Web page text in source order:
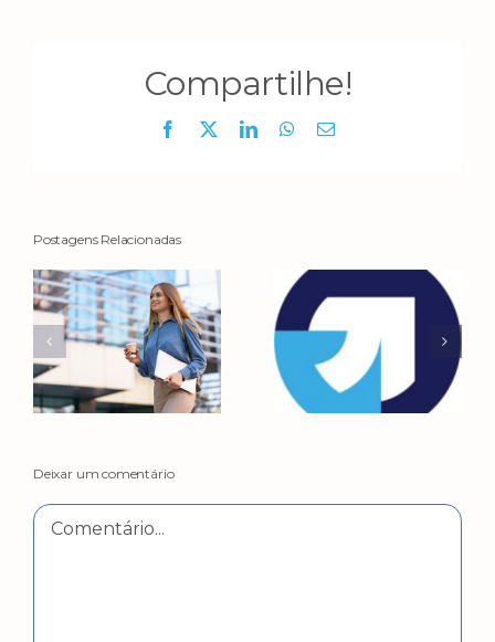
Compartilhe!
Facebook
X LinkedInWhatsApp
E-
Postagens Relacionadas
Deixar um comentário
Comentário